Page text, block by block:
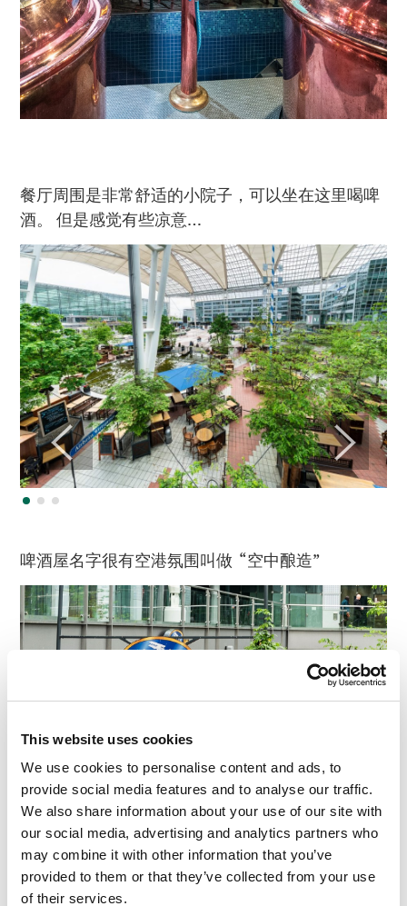
This website uses cookies
We use cookies to personalise content and ads, to
provide social media features and to analyse our traffic.
We also share information about your use of our site with
our social media, advertising and analytics partners who
may combine it with other information that you’ve
provided to them or that they’ve collected from your use
of their services.
餐厅周围是非常舒适的小院子，可以坐在这里喝啤
酒。 但是感觉有些凉意…
啤酒屋名字很有空港氛围叫做 “空中酿造”